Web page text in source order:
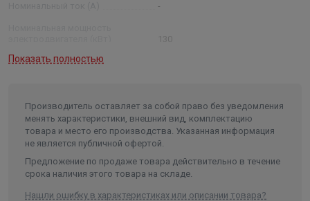
-
130
Условный диаметр насоса
Внутренний диаметр обсадной
трубы скважины не менее/не
более (мм)
250/301
Частота, (Гц) 50
Показать полностью
Производитель оставляет за собой право без уведомления
менять характеристики, внешний вид, комплектацию
товара и место его производства. Указанная информация
не является публичной офертой.
Предложение по продаже товара действительно в течение
срока наличия этого товара на складе.
Нашли ошибку в характеристиках или описании товара?